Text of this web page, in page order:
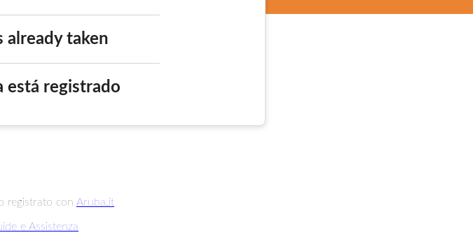
already taken
está registrado
registrato con Aruba.it
e Assistenza